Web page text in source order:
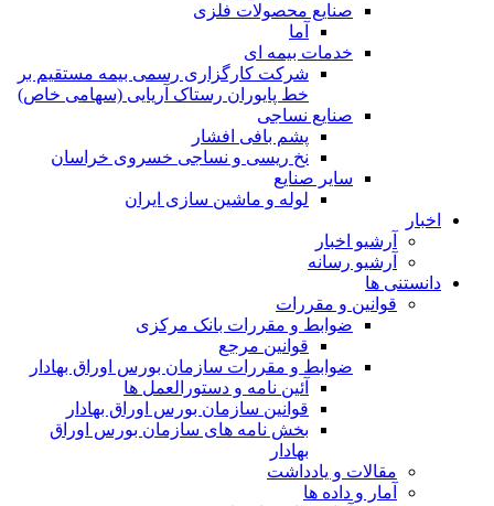
صنایع محصولات فلزی
آما
خدمات بیمه ای
شرکت کارگزاری رسمی بیمه مستقیم بر
خط پایوران رستاک آریایی (سهامی خاص)
صنایع نساجی
پشم بافی افشار
نخ ریسی و نساجی خسروی خراسان
سایر صنایع
لوله و ماشین سازی ایران
اخبار
آرشیو اخبار
آرشیو رسانه
دانستنی ها
قوانین و مقررات
ضوابط و مقررات بانک مرکزی
قوانين مرجع
ضوابط و مقررات سازمان بورس اوراق بهادار
آئین نامه و دستورالعمل ها
قوانین سازمان بورس اوراق بهادار
بخش نامه های سازمان بورس اوراق
بهادار
مقالات و یادداشت
آمار و داده ها